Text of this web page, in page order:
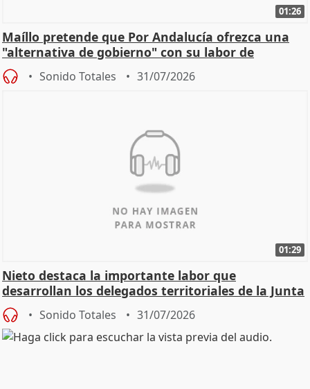
01:26
Maíllo pretende que Por Andalucía ofrezca una
"alternativa de gobierno" con su labor de
oposición
Sonido Totales 31/07/2026
01:29
Nieto destaca la importante labor que
desarrollan los delegados territoriales de la Junta
Sonido Totales 31/07/2026